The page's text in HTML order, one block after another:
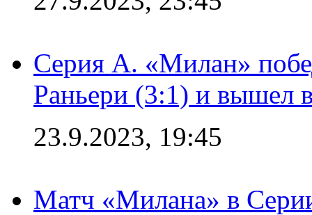
Серия А. «Милан»
Раньери (3:1) и вышел
23.9.2023, 19:45
Матч «Милана» в